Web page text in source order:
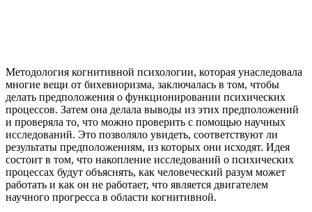
Методология когнитивной психологии, которая унаследовала
многие вещи от бихевиоризма, заключалась в том, чтобы
делать предположения о функционировании психических
процессов. Затем она делала выводы из этих предположений
и проверяла то, что можно проверить с помощью научных
исследований. Это позволяло увидеть, соответствуют ли
результаты предположениям, из которых они исходят. Идея
состоит в том, что накопление исследований о психических
процессах будут объяснять, как человеческий разум может
работать и как он не работает, что является двигателем
научного прогресса в области когнитивной.